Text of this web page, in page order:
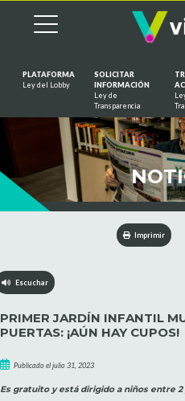
PLATAFORMA
Ley del Lobby
SOLICITAR
INFORMACIÓN
Ley de
Transparencia
Imprimir
Escuchar
PRIMER JARDÍN INFANTIL
PUERTAS: ¡AÚN HAY CUPOS!
Publicado el julio 31, 2023
Es gratuito y está dirigido a niños entre 2